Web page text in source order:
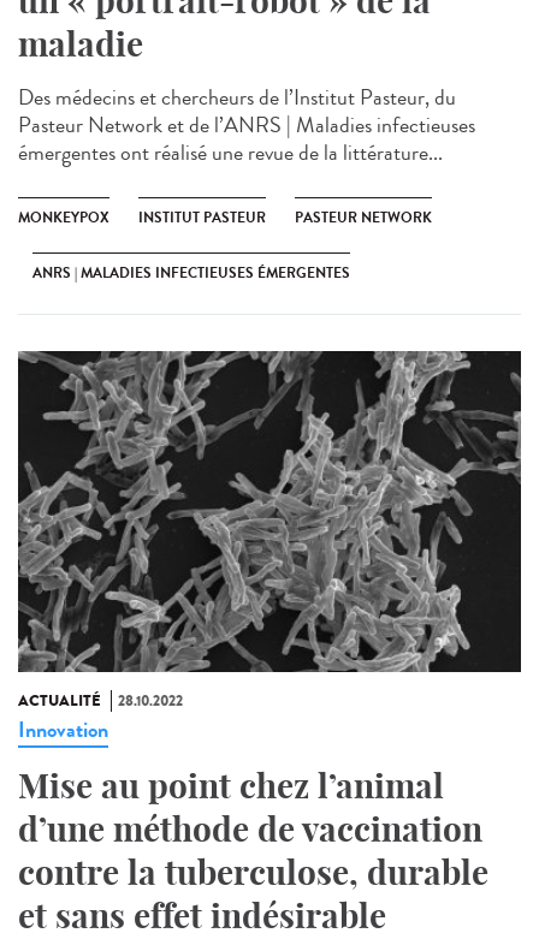
maladie
Des médecins et chercheurs de l’Institut Pasteur, du
Pasteur Network et de l’ANRS | Maladies infectieuses
émergentes ont réalisé une revue de la littérature...
MONKEYPOX INSTITUT PASTEUR PASTEUR NETWORK
ANRS | MALADIES INFECTIEUSES ÉMERGENTES
ACTUALITÉ 28.10.2022
Innovation
Mise au point chez l’animal
d’une méthode de vaccination
contre la tuberculose, durable
et sans effet indésirable